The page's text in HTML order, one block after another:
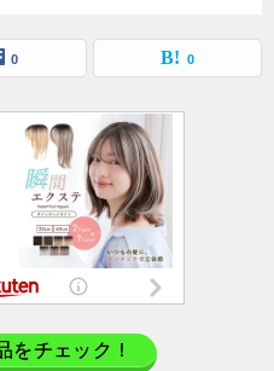
0 0
をチェック！